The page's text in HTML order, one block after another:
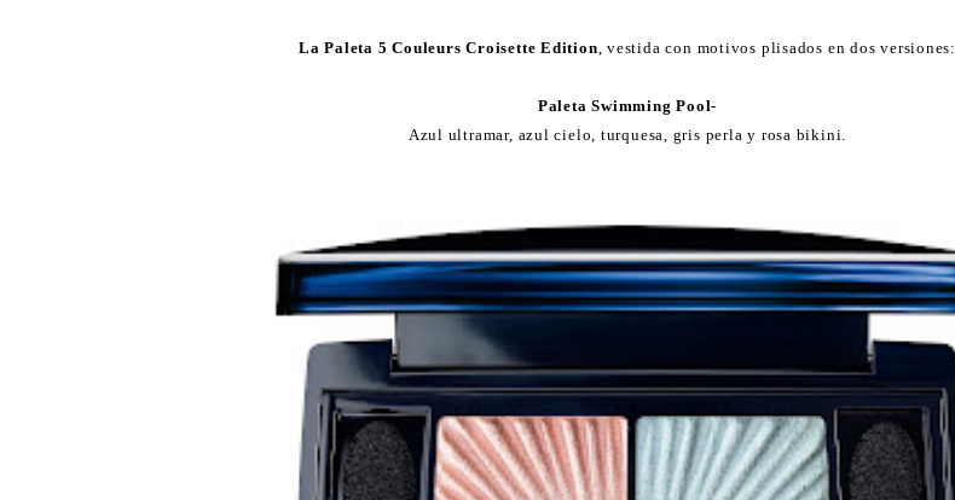
La Paleta 5 Couleurs Croisette Edition , vestida con motivos plisados en dos versiones:
Paleta Swimming Pool-
Azul ultramar, azul cielo, turquesa, gris perla y rosa bikini.